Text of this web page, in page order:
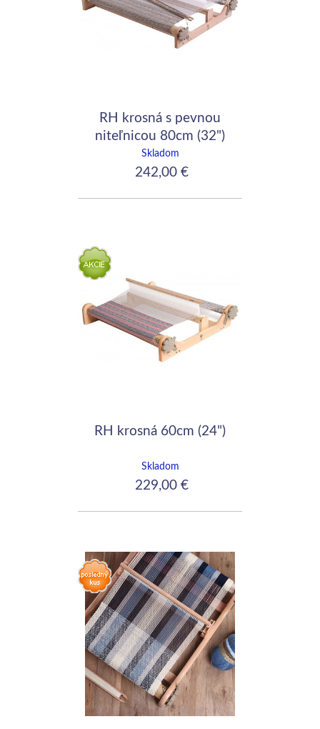
RH krosná s pevnou
niteľnicou 80cm (32")
Skladom
242,00 €
RH krosná 60cm (24")
Skladom
229,00 €